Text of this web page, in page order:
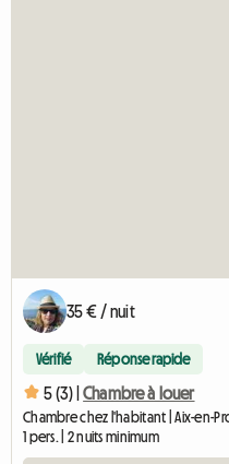
35 € / nuit
Vérifié Réponse rapide
5 (3) | Chambre à louer
Chambre chez l'habitant | Aix-en-
1 pers. | 2 nuits minimum